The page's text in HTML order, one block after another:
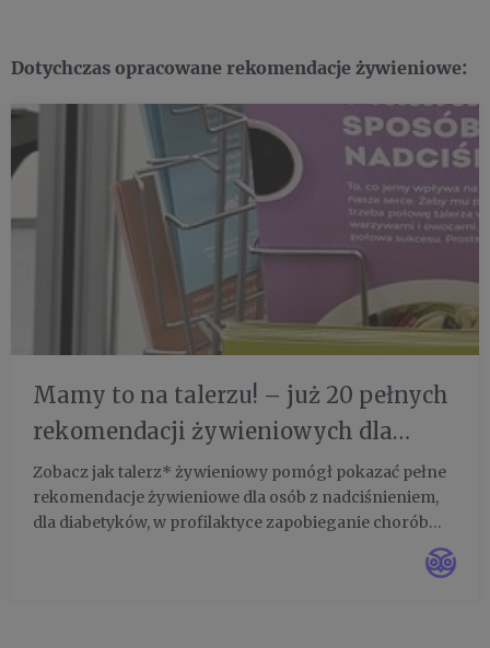
Dotychczas opracowane rekomendacje żywieniowe:
Mamy to na talerzu! – już 20 pełnych
rekomendacji żywieniowych dla
Twojego zdrowia i profilaktyki
Zobacz jak talerz* żywieniowy pomógł pokazać pełne
rekomendacje żywieniowe dla osób z nadciśnieniem,
dla diabetyków, w profilaktyce zapobieganie chorób
nowotworowych, związanych z płodnością, dla kobiet
w ciąży, matek karmiących, dla uczniów (na poprawę